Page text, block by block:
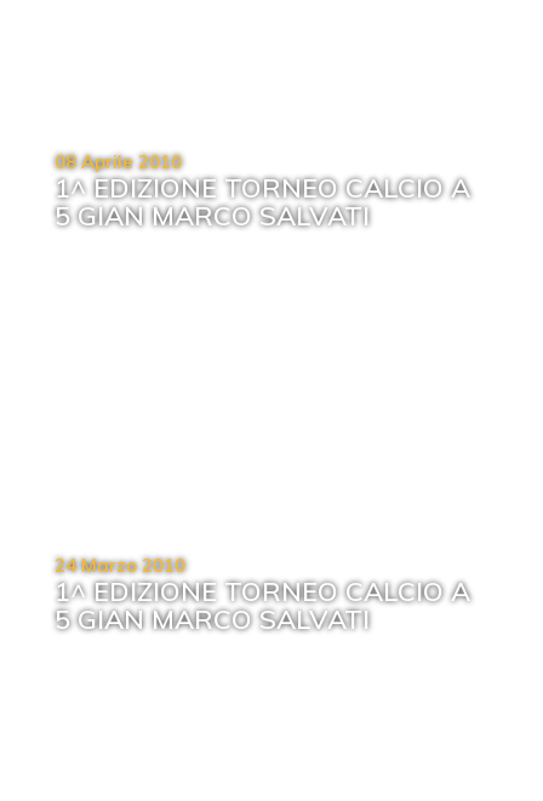
08 Aprile 2010
1^ EDIZIONE TORNEO CALCIO A
5 GIAN MARCO SALVATI
24 Marzo 2010
1^ EDIZIONE TORNEO CALCIO A
5 GIAN MARCO SALVATI